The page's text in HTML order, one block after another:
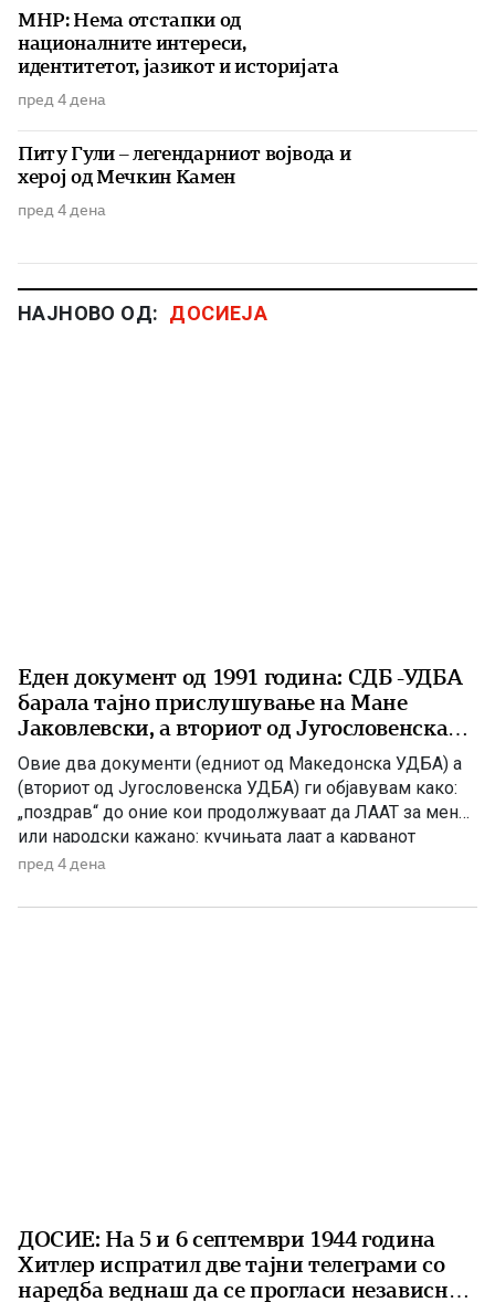
МНР: Нема отстапки од
националните интереси,
идентитетот, јазикот и историјата
пред 4 дена
Питу Гули – легендарниот војвода и
херој од Мечкин Камен
пред 4 дена
НАЈНОВО ОД: ДОСИЕЈА
Еден документ од 1991 година: СДБ -УДБА
барала тајно прислушување на Мане
Јаковлевски, а вториот од Југословенска
УДБА од 1984 г.
Овие два документи (едниот од Македонска УДБА) а
(вториот од Југословенска УДБА) ги објавувам како:
„поздрав“ до оние кои продолжуваат да ЛААТ за мене,
или народски кажано: кучињата лаат а карванот
продолжува да оди. Документ Бр.1 Архивски
при Министерството за внатрешни работи на
пред 4 дена
ДОСИЕ: На 5 и 6 септември 1944 година
Хитлер испратил две тајни телеграми со
наредба веднаш да се прогласи независна